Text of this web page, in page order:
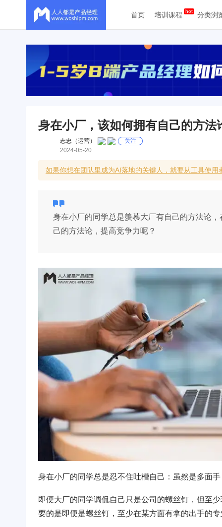
首页 培训课程 分类浏
身在小厂，该如何拥有自己的方法
志忠（运营）
关注
2024-05-20
如果你想在团队里成为AI落地的关键人，就要从工具使
身在小厂的同学总是羡慕大厂有自己的方法论
己的方法论，提高竞争力呢？
身在小厂的同学总是忍不住吐槽自己：虽然是多面手
即便大厂的同学调侃自己只是公司的螺丝钉，但至
要的是即便是螺丝钉，至少在某方面有拿的出手的专